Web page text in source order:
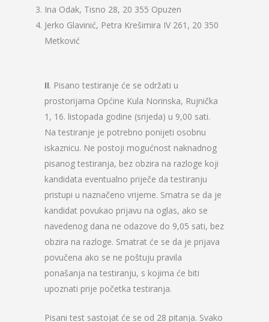
Ina Odak, Tisno 28, 20 355 Opuzen
Jerko Glavinić, Petra Krešimira IV 261, 20 350
Metković
II. Pisano testiranje će se održati u
prostorijama Općine Kula Norinska, Rujnička
1, 16. listopada godine (srijeda) u 9,00 sati.
Na testiranje je potrebno ponijeti osobnu
iskaznicu. Ne postoji mogućnost naknadnog
pisanog testiranja, bez obzira na razloge koji
kandidata eventualno priječe da testiranju
pristupi u naznačeno vrijeme. Smatra se da je
kandidat povukao prijavu na oglas, ako se
navedenog dana ne odazove do 9,05 sati, bez
obzira na razloge. Smatrat će se da je prijava
povučena ako se ne poštuju pravila
ponašanja na testiranju, s kojima će biti
upoznati prije početka testiranja.
Pisani test sastojat će se od 28 pitanja. Svako